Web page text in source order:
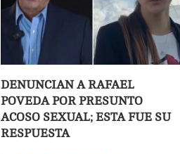
DENUNCIAN A RAFAEL
POVEDA POR PRESUNTO
ACOSO SEXUAL; ESTA FUE SU
RESPUESTA